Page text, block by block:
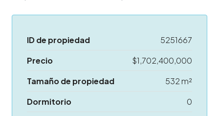
ID de propiedad
5251667
Precio
$1,702,400,000
Tamaño de propiedad
532 m²
Dormitorio
0